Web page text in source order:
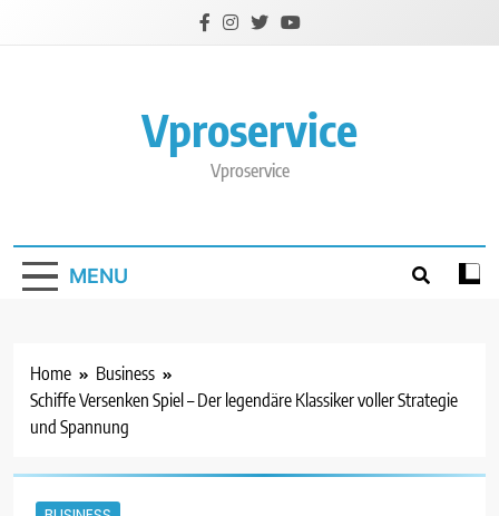
Vproservice
Vproservice
MENU
Home
Business
Schiffe Versenken Spiel – Der legendäre Klassiker voller Strategie
und Spannung